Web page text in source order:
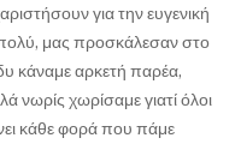
για την ευγενική
πολύ, μας προσκάλεσαν στο
κάναμε αρκετή παρέα,
νωρίς χωρίσαμε γιατί όλοι
κάθε φορά που πάμε